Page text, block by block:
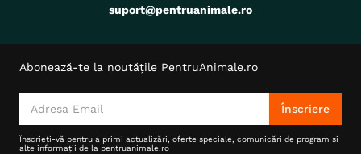
suport@pentruanimale.ro
Abonează-te la noutățile PentruAnimale.ro
Înscriere
Înscrieți-vă pentru a primi actualizări, oferte speciale, comunicări de program și
alte informații de la pentruanimale.ro